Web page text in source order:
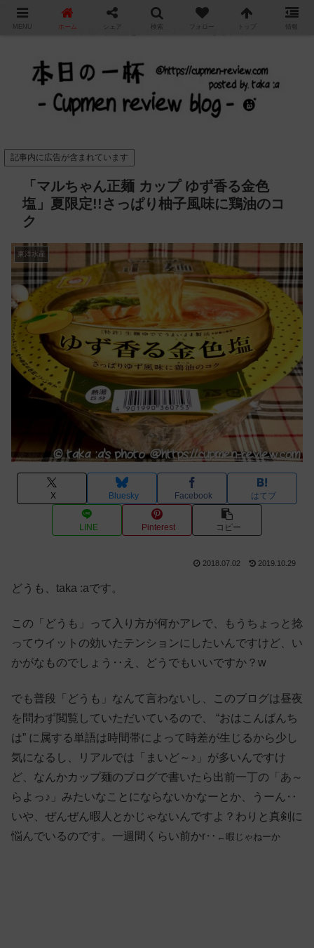
カップ麺の新商品をレビュー / アレンジするブログ
記事内に広告が含まれています
「マルちゃん正麺 カップ ゆず香る金色
塩」夏限定!!さっぱり柚子風味に鶏油のコ
ク
東洋水産
X Bluesky Facebook はてブ
LINE Pinterest コピー
2018.07.02 2019.10.29
どうも、taka :aです。
この「どうも」って入り方が何かアレで、もうちょっと捻
ってウイットの効いたテンションにしたいんですけど、い
かがなものでしょう‥え、どうでもいいですか？w
でも普段「どうも」なんて言わないし、このブログは昼夜
を問わず閲覧していただいているので、 “おはこんばんち
は” に属する単語は時間帯によって時差が生じるから少し
気になるし、リアルでは「まいど～♪」が多いんですけ
ど、なんかカップ麺のブログで書いたら出前一丁の「あ～
らよっ♪」みたいなことにならないかなーとか、うーん‥
いや、ぜんぜん暇人とかじゃないんですよ？わりと真剣に
悩んでいるのです。一週間くらい前かr‥ ←暇じゃねーか
MENU ホーム シェア 検索 フォロー トップ 情報